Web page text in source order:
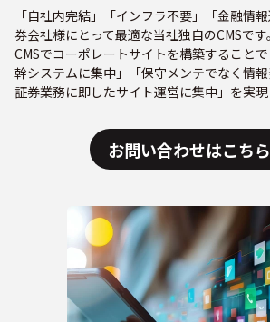
「自社内完結」「インフラ不要」「金融情
券会社様にとって最適な当社独自のCMSです。
CMSでコーポレートサイトを構築すること
幹システムに集中」「保守メンテでなく情
証券業務に即したサイト運営に集中」を実現
お問い合わせはこちら